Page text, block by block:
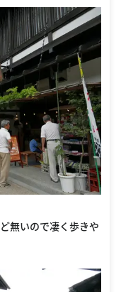
無いので凄く歩きや